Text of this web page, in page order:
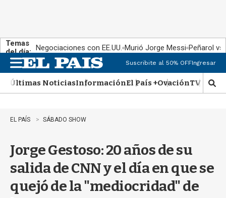
Temas
del día: Negociaciones con EE.UU. Murió Jorge Messi Peñarol
n
u
Suscribite al 50% OFFIngresar
Últimas NoticiasInformaciónEl País +OvaciónTV Show
M
o
�
EL PAÍS SÁBADO SHOW
Jorge Gestoso: 20 años de su
salida de CNN y el día en que se
quejó de la "mediocridad" de